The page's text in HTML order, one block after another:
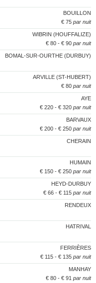
BOUILLON
€ 75 par nuit
WIBRIN (HOUFFALIZE)
€ 80 - € 90 par nuit
BOMAL-SUR-OURTHE (DURBUY)
ARVILLE (ST-HUBERT)
€ 80 par nuit
AYE
€ 220 - € 320 par nuit
BARVAUX
€ 200 - € 250 par nuit
CHERAIN
HUMAIN
€ 150 - € 250 par nuit
HEYD-DURBUY
€ 66 - € 115 par nuit
RENDEUX
HATRIVAL
FERRIÈRES
€ 115 - € 135 par nuit
MANHAY
€ 80 - € 91 par nuit